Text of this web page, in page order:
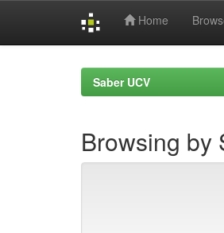
Home
Saber UCV
Browsing by